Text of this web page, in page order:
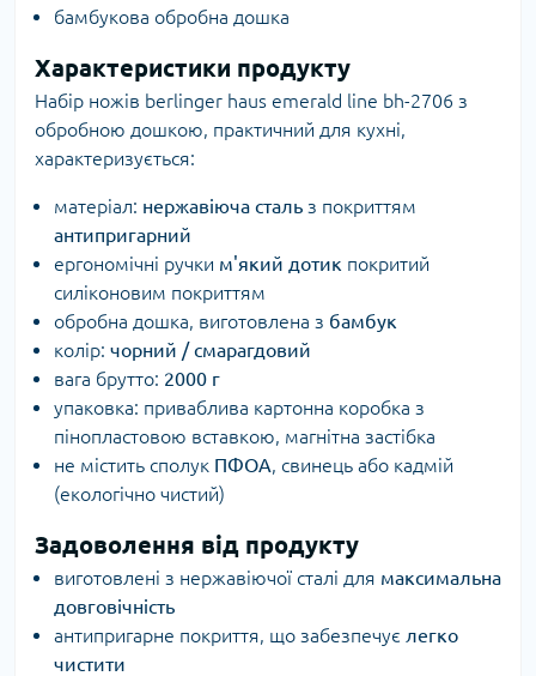
бамбукова обробна дошка
Характеристики продукту
Набір ножів berlinger haus emerald line bh-2706 з
обробною дошкою, практичний для кухні,
характеризується:
матеріал: нержавіюча сталь з покриттям
антипригарний
ергономічні ручки м'який дотик покритий
силіконовим покриттям
обробна дошка, виготовлена з бамбук
колір: чорний / смарагдовий
вага брутто: 2000 г
упаковка: приваблива картонна коробка з
пінопластовою вставкою, магнітна застібка
не містить сполук ПФОА, свинець або кадмій
(екологічно чистий)
Задоволення від продукту
виготовлені з нержавіючої сталі для максимальна
довговічність
антипригарне покриття, що забезпечує легко
чистити